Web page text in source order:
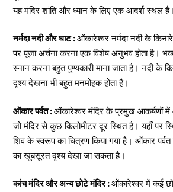
यह मंदिर शांति और ध्यान के लिए एक आदर्श स्थल है।
नर्मदा नदी और घाट :ओंकारेश्वर नर्मदा नदी के
पर पूजा अर्चना करना एक विशेष अनुभव होता है।
स्नान करना बहुत पुण्यकारी माना जाता है। नदी के
दृश्य देखना भी बहुत मनमोहक होता है।
ओंकार पर्वत :ओंकारेश्वर मंदिर के प्रमुख आकर्षणों में
जो मंदिर से कुछ किलोमीटर दूर स्थित है। यहाँ पर
शिव के स्वरूप का चित्रण किया गया है। ओंकार
का खूबसूरत दृश्य देखा जा सकता है।
कांच मंदिर और अन्य छोटे मंदिर :ओंकारेश्वर में कई